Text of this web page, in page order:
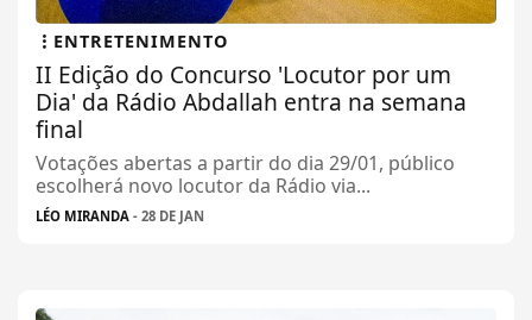
ENTRETENIMENTO
II Edição do Concurso 'Locutor por um
Dia' da Rádio Abdallah entra na semana
final
Votações abertas a partir do dia 29/01, público
escolherá novo locutor da Rádio via...
LÉO MIRANDA - 28 DE JAN